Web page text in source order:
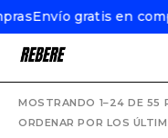
gratis en compras
MOSTRANDO 1–24 DE 55
ORDENAR POR LOS